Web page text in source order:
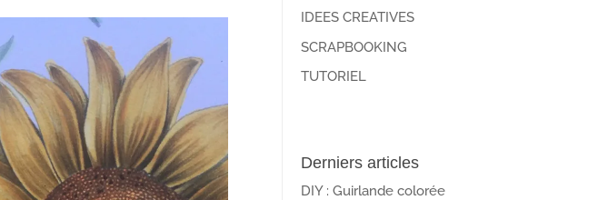
IDEES CREATIVES
SCRAPBOOKING
TUTORIEL
Derniers articles
DIY : Guirlande colorée